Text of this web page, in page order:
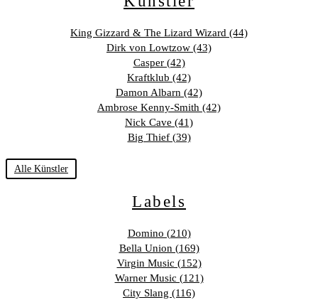
King Gizzard & The Lizard Wizard (44)
Dirk von Lowtzow (43)
Casper (42)
Kraftklub (42)
Damon Albarn (42)
Ambrose Kenny-Smith (42)
Nick Cave (41)
Big Thief (39)
Alle Künstler
Labels
Domino (210)
Bella Union (169)
Virgin Music (152)
Warner Music (121)
City Slang (116)